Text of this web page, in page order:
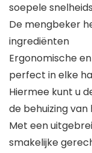
soepele
De mengbeker
ingrediënten
Ergonomische
perfect in elke
Hiermee kunt u
de behuizing
Met een
smakelijke